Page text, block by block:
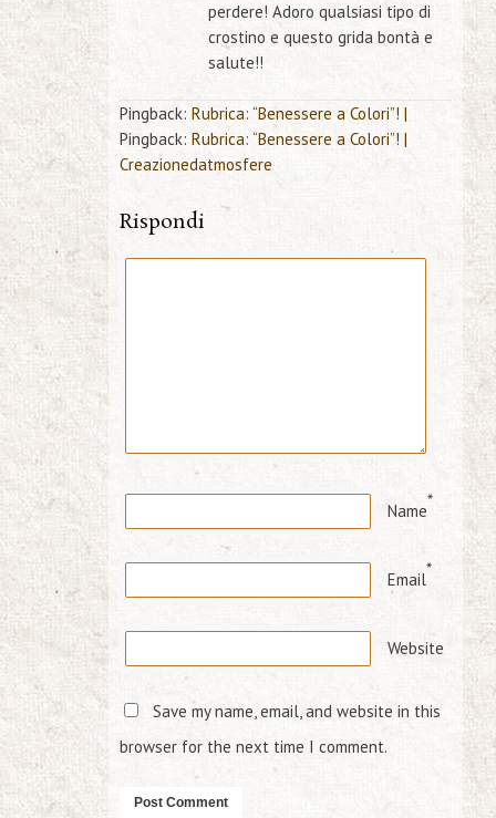
perdere! Adoro qualsiasi tipo di
crostino e questo grida bontà e
salute!!
Pingback: Rubrica: “Benessere a Colori”! |
Pingback: Rubrica: “Benessere a Colori”! |
Creazionedatmosfere
Rispondi
Name*
Email*
Website
Save my name, email, and website in this
browser for the next time I comment.